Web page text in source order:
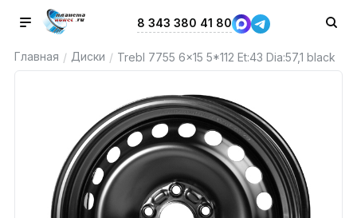
8 343 380 41 80
Главная / Диски / Trebl 7755 6x15 5*112 Et:43 Dia:57,1 black